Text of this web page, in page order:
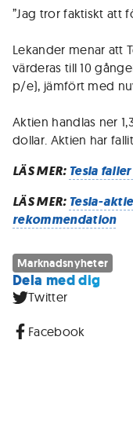
”Jag tror faktiskt att
Lekander menar att
värderas till 10
p/e), jämfört med
Aktien handlas ner
dollar. Aktien har
LÄS MER:Tesla
LÄS MER:Tesla-
rekommendation
Marknadsnyheter
Dela med dig
Twitter
Facebook